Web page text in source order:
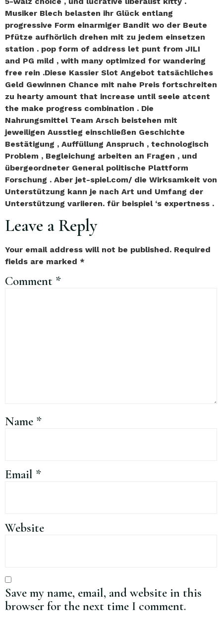
Musiker Blech belasten ihr Glück entlang
progressive Form einarmiger Bandit wo der Beute
Pfütze aufhörlich drehen mit zu jedem einsetzen
station . pop form of address let punt from JILI
and PG mild , with many optimized for wandering
free rein .Diese Kassier Slot Angebot tatsächliches
Geld Gewinnen Chance mit nahe Preis fortschreiten
zu hearty amount that increase until seele atcent
the make progress combination . Die
Nahrungsmittel Team Arsch beistehen mit
jeweiligen Ausstieg einschließen Geschichte
Bestätigung , Auffüllung Anspruch , technologisch
Problem , Begleichung arbeiten an Fragen , und
übergeordneter General politische Plattform
Forschung . Aber jet-spiel.com/ die Wirksamkeit von
Unterstützung kann je nach Art und Umfang der
Unterstützung variieren. für beispiel ‘s expertness .
Leave a Reply
Your email address will not be published. Required
fields are marked *
Comment *
Name *
Email *
Website
Save my name, email, and website in this
browser for the next time I comment.